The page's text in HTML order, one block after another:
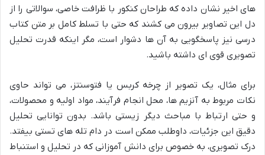
های اخیر نشان داده که طراحان کنکور با ظرافت خاصی، سوالاتی را از
دل این تصاویر بیرون می کشند که حتی با تسلط کامل بر متن کتاب
درسی نیز پاسخگویی به آن ها دشوار است، مگر اینکه قدرت تحلیل
تصویری قوی ای داشته باشید.
برای مثال، یک تصویر از چرخه کربس یا فتوسنتز، می تواند حاوی
نکات مربوط به آنزیم ها، محل انجام فرآیند، مواد اولیه و محصولات،
و حتی ارتباط با مباحث دیگر زیستی باشد. بدون توانایی تحلیل
دقیق این جزئیات، داوطلب ممکن است در دام تله های تستی بیفتد.
درک تصویری، به خصوص برای دانش آموزانی که در تحلیل و استنباط